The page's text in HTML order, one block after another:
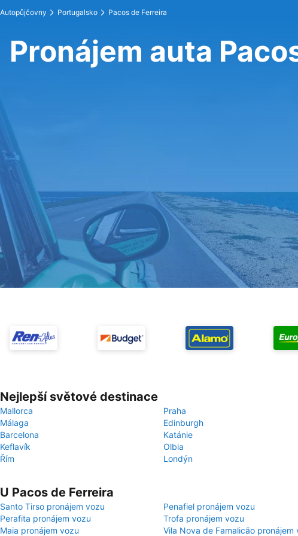
Autopůjčovny Portugalsko Pacos de Ferreira
Pronájem auta
Nejlepší světové destinace
Mallorca
Praha
Málaga
Edinburgh
Barcelona
Katánie
Keflavík
Olbia
Řím
Londýn
U Pacos de Ferreira
Santo Tirso pronájem vozu
Penafiel pronájem vozu
Perafita pronájem vozu
Trofa pronájem vozu
Maia pronájem vozu
Vila Nova de Famalicão pronájem